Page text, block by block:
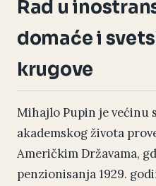
Rad u
domaće i
krugove
Mihajlo Pupin je većinu
akademskog života
Američkim Državama,
penzionisanja 1929.